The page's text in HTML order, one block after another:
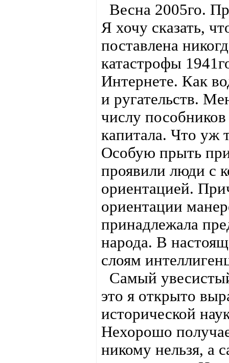
Весна 2005го.
Я хочу сказать,
поставлена
катастрофы
Интернете. Как
и ругательств.
числу
капитала. Что уж
Особую прыть
проявили люди с
ориентацией.
ориентации
принадлежала
народа. В
слоям
Самый
это я открыто
исторической
Нехорошо
никому нельзя, а